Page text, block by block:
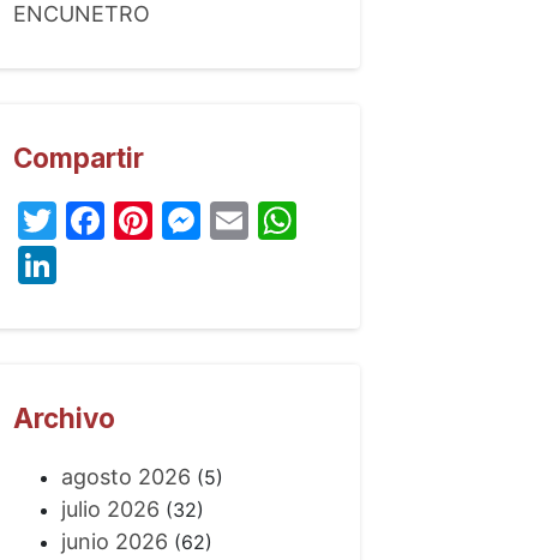
ENCUNETRO
Compartir
Twitter
Facebook
Pinterest
Messenger
EmailWhatsApp
LinkedIn
Archivo
agosto 2026 (5)
julio 2026 (32)
junio 2026 (62)